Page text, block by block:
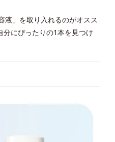
液」を取り入れるのがオスス
にぴったりの1本を見つけ